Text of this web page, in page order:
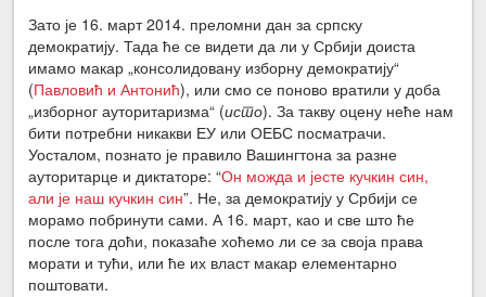
Зато је 16. март 2014. преломни дан за српску
демократију. Тада ће се видети да ли у Србији доиста
имамо макар „консолидовану изборну демократију“
(Павловић и Антонић), или смо се поново вратили у доба
„изборног ауторитаризма“ (исто). За такву оцену неће нам
бити потребни никакви ЕУ или ОЕБС посматрачи.
Уосталом, познато је правило Вашингтона за разне
ауторитарце и диктаторе:“Он можда и јесте кучкин син,
али је наш кучкин син”. Не, за демократију у Србији се
морамо побринути сами. А 16. март, као и све што ће
после тога доћи, показаће хоћемо ли се за своја права
морати и тући, или ће их власт макар елементарно
поштовати.